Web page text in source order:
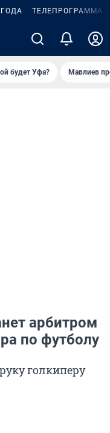
ТЕЛЕПРОГРАММА
будет Уфа? Мавлиев
арбитром
по футболу
голкиперу